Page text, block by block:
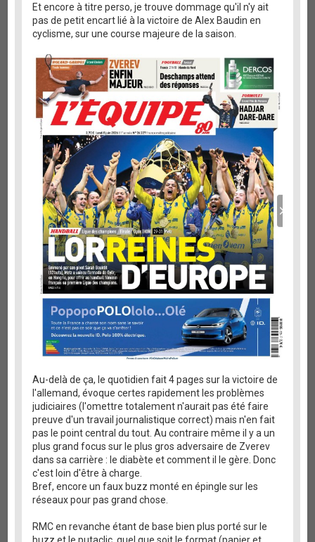
Et encore à titre perso, je trouve dommage qu'il n'y ait
pas de petit encart lié à la victoire de Alex Baudin en
cyclisme, sur une course majeure de la saison.
Au-delà de ça, le quotidien fait 4 pages sur la victoire de
l'allemand, évoque certes rapidement les problèmes
judiciaires (l'omettre totalement n'aurait pas été faire
preuve d'un travail journalistique correct) mais n'en fait
pas le point central du tout. Au contraire même il y a un
plus grand focus sur le plus gros adversaire de Zverev
dans sa carrière : le diabète et comment il le gère. Donc
c'est loin d'être à charge.
Bref, encore un faux buzz monté en épingle sur les
réseaux pour pas grand chose.
RMC en revanche étant de base bien plus porté sur le
buzz et le putaclic, quel que soit le format (papier et